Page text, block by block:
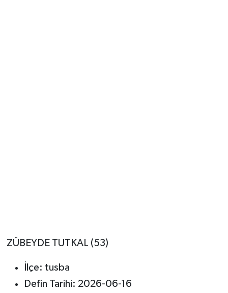
ZÜBEYDE TUTKAL (53)
İlçe: tusba
Defin Tarihi: 2026-06-16